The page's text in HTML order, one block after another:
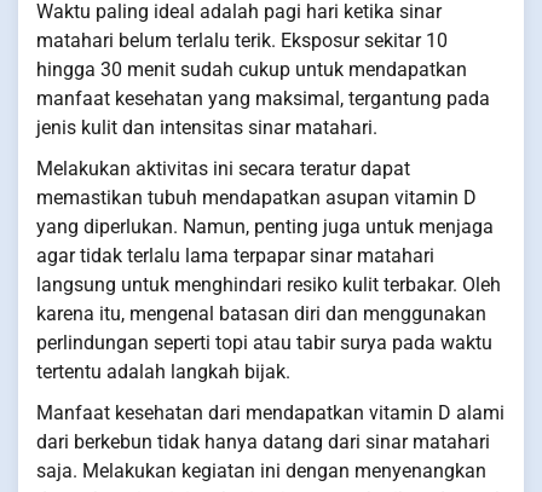
Waktu paling ideal adalah pagi hari ketika sinar
matahari belum terlalu terik. Eksposur sekitar 10
hingga 30 menit sudah cukup untuk mendapatkan
manfaat kesehatan yang maksimal, tergantung pada
jenis kulit dan intensitas sinar matahari.
Melakukan aktivitas ini secara teratur dapat
memastikan tubuh mendapatkan asupan vitamin D
yang diperlukan. Namun, penting juga untuk menjaga
agar tidak terlalu lama terpapar sinar matahari
langsung untuk menghindari resiko kulit terbakar. Oleh
karena itu, mengenal batasan diri dan menggunakan
perlindungan seperti topi atau tabir surya pada waktu
tertentu adalah langkah bijak.
Manfaat kesehatan dari mendapatkan vitamin D alami
dari berkebun tidak hanya datang dari sinar matahari
saja. Melakukan kegiatan ini dengan menyenangkan